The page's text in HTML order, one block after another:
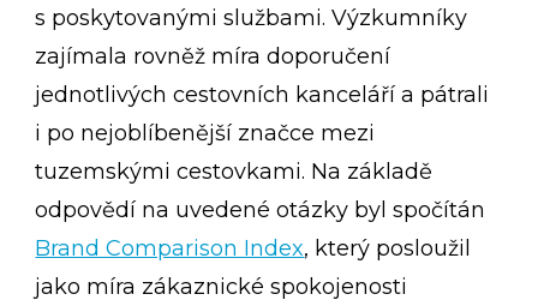
s poskytovanými službami. Výzkumníky
zajímala rovněž míra doporučení
jednotlivých cestovních kanceláří a pátrali
i po nejoblíbenější značce mezi
tuzemskými cestovkami. Na základě
odpovědí na uvedené otázky byl spočítán
Brand Comparison Index, který posloužil
jako míra zákaznické spokojenosti